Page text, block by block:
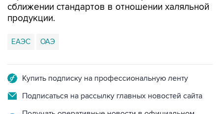
ЕАЭС ОАЭ
Подписаться на рассылку главных новостей сайта
Получать оперативные новости в официальном